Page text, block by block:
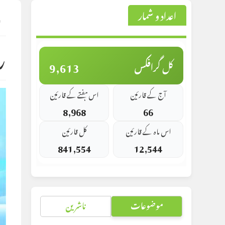
اعداد و شمار
کل گرافکس 9,613
آج کے قارئین
66
اس ہفتے کے قارئین
8,968
اس ماہ کے قارئین
12,544
کل قارئین
841,554
موضوعات ناشرین